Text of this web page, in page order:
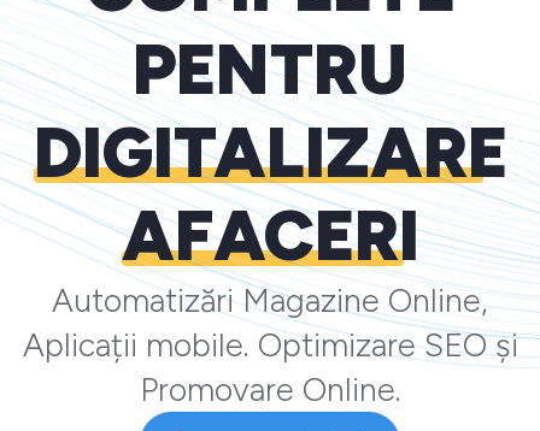
PENTRU
DIGITALIZARE
AFACERI
Automatizări Magazine Online,
Aplicații mobile. Optimizare SEO și
Promovare Online.